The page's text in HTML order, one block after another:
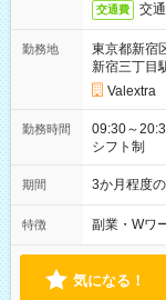
交通費 交
勤務地
東京都新宿
新宿三丁目
Valextra
勤務時間
09:30～20:30 実働7.5時間／休憩1.5時間 営業時間に
シフト制
期間 3か月程度
特徴 副業・Wワ
気になる！